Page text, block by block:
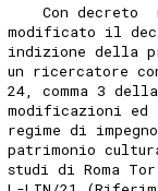
Con decreto
modificato il
indizione della
un ricercatore
24, comma 3
modificazioni
regime di
patrimonio
studi di Roma